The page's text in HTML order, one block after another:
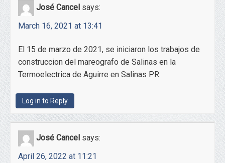
José Cancel says:
March 16, 2021 at 13:41
El 15 de marzo de 2021, se iniciaron los trabajos de
construccion del mareografo de Salinas en la
Termoelectrica de Aguirre en Salinas PR.
Log in to Reply
José Cancel says:
April 26, 2022 at 11:21